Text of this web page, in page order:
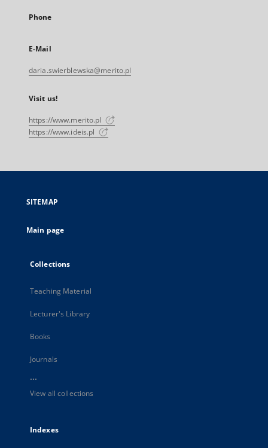
Phone
E-Mail
daria.swierblewska@merito.pl
Visit us!
https://www.merito.pl
https://www.ideis.pl
SITEMAP
Main page
Collections
Teaching Material
Lecturer's Library
Books
Journals
...
View all collections
Indexes